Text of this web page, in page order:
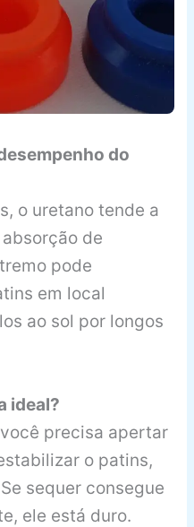
do
o uretano tende a
de
pode
em local
ao sol por longos
ideal?
precisa apertar
o patins,
sequer consegue
ele está duro.